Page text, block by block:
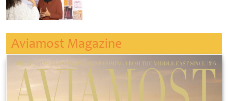
Aviamost Magazine